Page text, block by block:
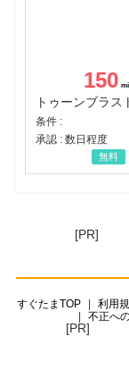
150
条件 :
承認 : 数日程度
無料
[PR]
すぐたまTOP 利用
不正へ
[PR]